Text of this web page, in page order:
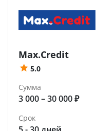
Max.Credit
5.0
Сумма
3 000 – 30 000 ₽
Срок